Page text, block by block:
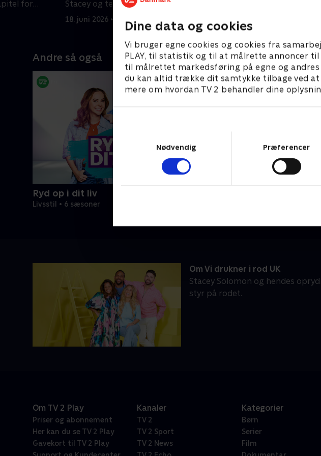
Dine data og cookies
Vi bruger egne cookies og cookies fra
PLAY, til statistik og til at målrette annoncer
til målrettet markedsføring på egne og
du kan altid trække dit samtykke tilbage ved at
mere om hvordan TV 2 behandler dine
Nødvendig
Præferencer
for
Stacey og teamet hjælper dem med
at sortere og rydde op.
18. juni 2026 • 58 min 25. juni 2026 • 58 min
Andre så også
Ryd op i dit liv
Livsstil • 6 sæsoner
Om Vi drukner i rod UK
Stacey Solomon og hendes
styr på rodet.
Om TV 2 Play
Priser og abonnement
Her kan du se TV 2 Play
Gavekort til TV 2 Play
Kanaler
TV 2
TV 2 Sport
TV 2 News
Kategorier
Børn
Serier
Film